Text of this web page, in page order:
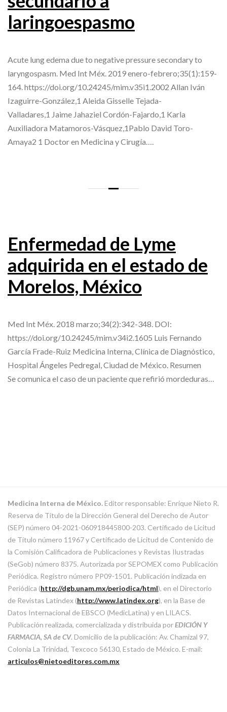
laringoespasmo
Acute lung edema due to negative pressure secondary to
laryngospasm. Med Int Méx. 2019 enero-febrero;35(1):159-
164. https://doi.org/10.24245/mim.v35i1.2002 Allan Iván
Izaguirre-González,1 Aleida Gisselle Tejada-
Valladares,1 Jaime Jahaziel Cordón-Fajardo,1 Karla
Auxiliadora Matamoros-Vásquez,1Pablo David Toro-
Amaya2 1 Doctor en Medicina y Cirugía….
Enfermedad de Lyme
adquirida en el estado de
Morelos, México
Med Int Méx. 2018 marzo;34(2):342-348. DOI:
https://doi.org/10.24245/mim.v34i2.1605 Luis Fernando
García Frade-Ruiz Medicina Interna, Clínica de Diagnóstico,
Hospital Ángeles Pedregal, Ciudad de México. Resumen
Se comunica el caso de un paciente que refirió mordeduras…
Medicina Interna de México.Editor responsable: Enrique Nieto R.
Reserva de Título de la Dirección General del Derecho de Autor
(SEP) número 04-2021-060918445800-203. Certificado de Licitud
de Título número 11967 y Certificado de Licitud de Contenido de
la Comisión Calificadora de Publicaciones y Revistas Ilustradas
(SeGob) número 8375. Autorizada por SEPOMEX como Publicación
Periódica. Registro número PP09-1501. Publicación indizada en
Periódica (http://dgb.unam.mx/periodica/html), en el Directorio
de Revistas Latindex (http://www.latindex.org), en la Base de
Datos Internacional de EBSCO (MedicLatina) y en LILACS.
Publicación realizada, comercializada y distribuida porEDICIÓN Y
FARMACIA, SA de CV. Domicilio de la publicación: Av. Chamizal 97,
Colonia La Trinidad, Texcoco 56130, Estado de México. E-mail:
articulos@nietoeditores.com.mx